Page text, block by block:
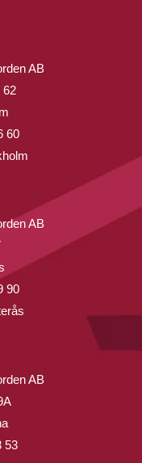
AB
62
60
AB
90
AB
53